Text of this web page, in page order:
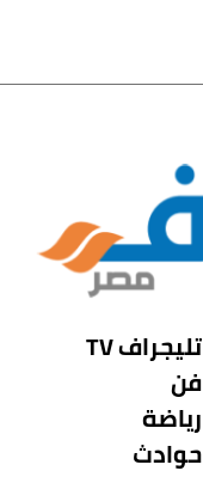
تليجراف TV
فن
رياضة
حوادث